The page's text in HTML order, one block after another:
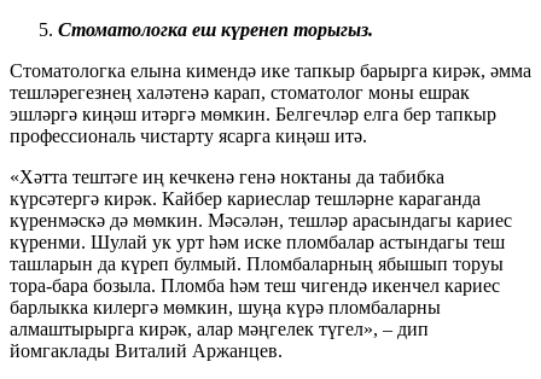
Стоматологка еш күренеп торыгыз.
Стоматологка елына кимендә ике тапкыр барырга кирәк, әмма
тешләрегезнең халәтенә карап, стоматолог моны ешрак
эшләргә киңәш итәргә мөмкин. Белгечләр елга бер тапкыр
профессиональ чистарту ясарга киңәш итә.
«Хәтта тештәге иң кечкенә генә ноктаны да табибка
күрсәтергә кирәк. Кайбер кариеслар тешләрне караганда
күренмәскә дә мөмкин. Мәсәлән, тешләр арасындагы кариес
күренми. Шулай ук урт һәм иске пломбалар астындагы теш
ташларын да күреп булмый. Пломбаларның ябышып торуы
тора-бара бозыла. Пломба һәм теш чигендә икенчел кариес
барлыкка килергә мөмкин, шуңа күрә пломбаларны
алмаштырырга кирәк, алар мәңгелек түгел», – дип
йомгаклады Виталий Аржанцев.